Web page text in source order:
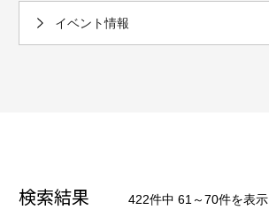
イベント情報
検索結果 422件中 61～70件を表示